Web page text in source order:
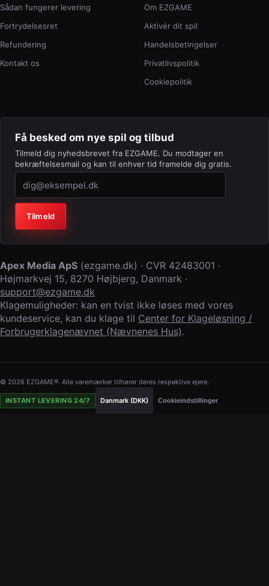
Sådan fungerer levering
Fortrydelsesret
Refundering
Kontakt os
Om EZGAME
Aktivér dit spil
Handelsbetingelser
Privatlivspolitik
Cookiepolitik
Få besked om nye spil og tilbud
Tilmeld dig nyhedsbrevet fra EZGAME. Du modtager en
bekræftelsesmail og kan til enhver tid framelde dig gratis.
Virksomhed (lad feltet stå tomt)
Tilmeld
Apex Media ApS (ezgame.dk) · CVR 42483001 ·
Højmarkvej 15, 8270 Højbjerg, Danmark ·
support@ezgame.dk
Klagemuligheder: kan en tvist ikke løses med vores
kundeservice, kan du klage til Center for Klageløsning /
Forbrugerklagenævnet (Nævnenes Hus).
© 2026 EZGAME®. Alle varemærker tilhører deres respektive ejere.
INSTANT LEVERING 24/7 Danmark (DKK) Cookieindstillinger